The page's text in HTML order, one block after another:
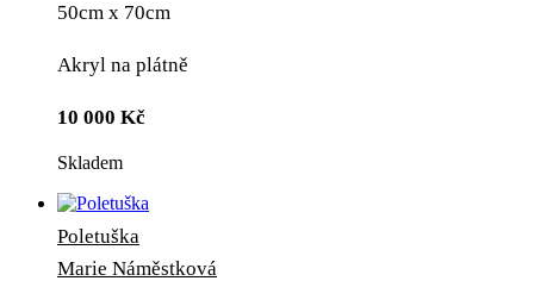
50cm x 70cm
Akryl na plátně
10 000 Kč
Skladem
Poletuška
Marie Náměstková